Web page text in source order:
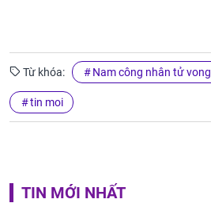
Từ khóa: Nam công nhân tử vong
tin moi
TIN MỚI NHẤT